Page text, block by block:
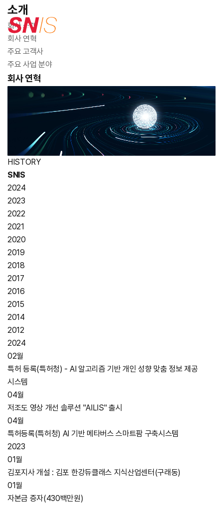
소개
회사 소개
회사 연혁
주요 고객사
주요 사업 분야
AI Bigdata
AI Solution
IT Service
보유기술
인허가 및 증명서 오시는 길
소개
회사 소개
회사 연혁
주요 고객사
주요 사업 분야
회사 연혁
HISTORY
SNIS
2024
2023
2022
2021
2020
2019
2018
2017
2016
2015
2014
2012
2024
02월
특허 등록(특허청) - AI 알고리즘 기반 개인 성향 맞춤 정보 제공
시스템
04월
저조도 영상 개선 솔루션 "AILIS" 출시
04월
특허등록(특허청) AI 기반 메타버스 스마트팜 구축시스템
2023
01월
김포지사 개설 : 김포 한강듀클래스 지식산업센터(구래동)
01월
자본금 증자(430백만원)